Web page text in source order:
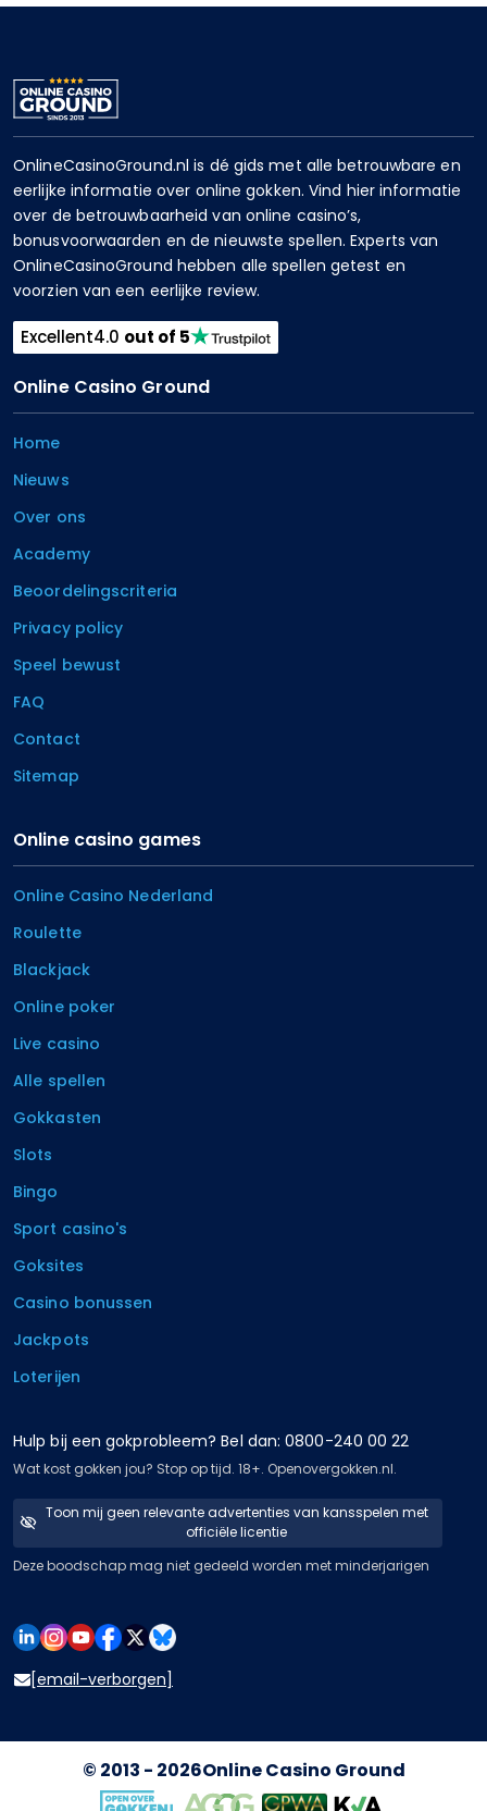
OnlineCasinoGround.nl is dé gids met alle betrouwbare en
eerlijke informatie over online gokken. Vind hier informatie
over de betrouwbaarheid van online casino’s,
bonusvoorwaarden en de nieuwste spellen. Experts van
OnlineCasinoGround hebben alle spellen getest en
voorzien van een eerlijke review.
Excellent4.0 out of 5
Online Casino Ground
Home
Nieuws
Over ons
Academy
Beoordelingscriteria
Privacy policy
Speel bewust
FAQ
Contact
Sitemap
Online casino games
Online Casino Nederland
Roulette
Blackjack
Online poker
Live casino
Alle spellen
Gokkasten
Slots
Bingo
Sport casino's
Goksites
Casino bonussen
Jackpots
Loterijen
Hulp bij een gokprobleem? Bel dan: 0800-240 00 22
Wat kost gokken jou? Stop op tijd. 18+. Openovergokken.nl.
Toon mij geen relevante advertenties van kansspelen met
officiële licentie
Deze boodschap mag niet gedeeld worden met minderjarigen
[email-verborgen]
© 2013 - 2026Online Casino Ground